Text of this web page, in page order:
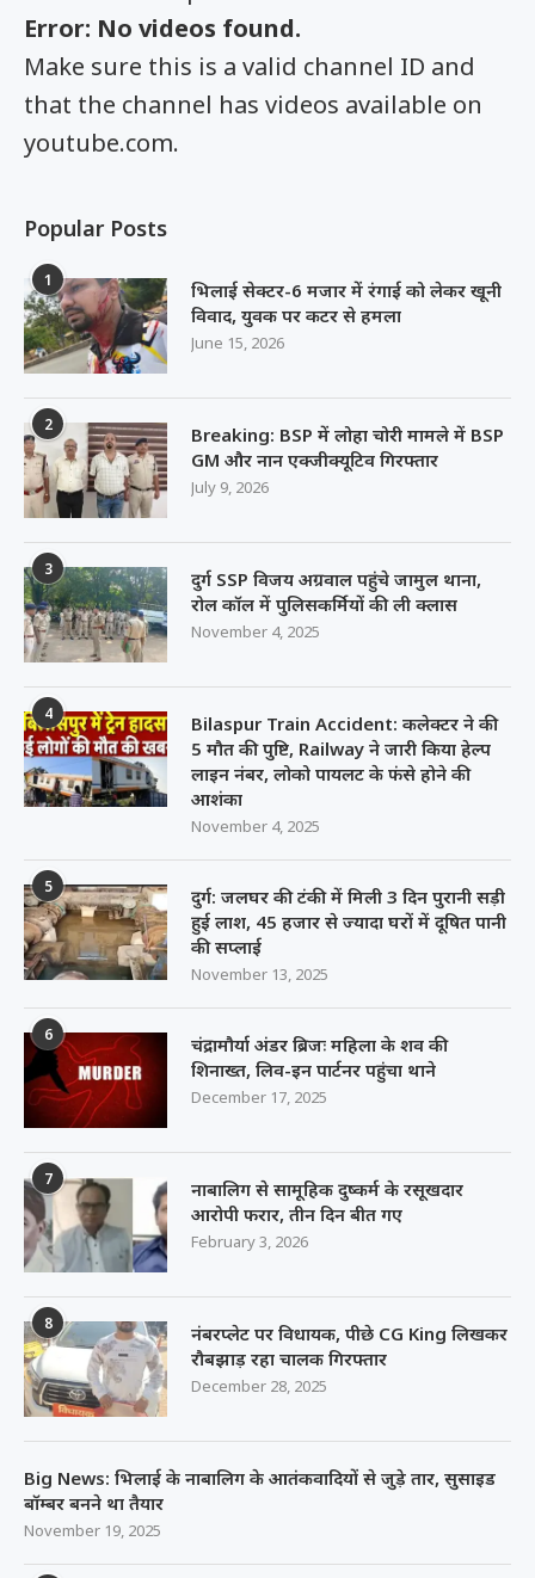
Error: No videos found.
Make sure this is a valid channel ID and
that the channel has videos available on
youtube.com.
Popular Posts
1
भिलाई सेक्टर-6 मजार में रंगाई को लेकर खूनी
विवाद, युवक पर कटर से हमला
June 15, 2026
2
Breaking: BSP में लोहा चोरी मामले में BSP
GM और नान एक्जीक्यूटिव गिरफ्तार
July 9, 2026
3
दुर्ग SSP विजय अग्रवाल पहुंचे जामुल थाना,
रोल कॉल में पुलिसकर्मियों की ली क्लास
November 4, 2025
4
Bilaspur Train Accident: कलेक्टर ने की
5 मौत की पुष्टि, Railway ने जारी किया हेल्प
लाइन नंबर, लोको पायलट के फंसे होने की
आशंका
November 4, 2025
5
दुर्ग: जलघर की टंकी में मिली 3 दिन पुरानी सड़ी
हुई लाश, 45 हजार से ज्यादा घरों में दूषित पानी
की सप्लाई
November 13, 2025
6
चंद्रामौर्या अंडर ब्रिजः महिला के शव की
शिनाख्त, लिव-इन पार्टनर पहुंचा थाने
December 17, 2025
7
नाबालिग से सामूहिक दुष्कर्म के रसूखदार
आरोपी फरार, तीन दिन बीत गए
February 3, 2026
8
नंबरप्लेट पर विधायक, पीछे CG King लिखकर
रौबझाड़ रहा चालक गिरफ्तार
December 28, 2025
Big News: भिलाई के नाबालिग के आतंकवादियों से जुड़े तार, सुसाइड
बॉम्बर बनने था तैयार
November 19, 2025